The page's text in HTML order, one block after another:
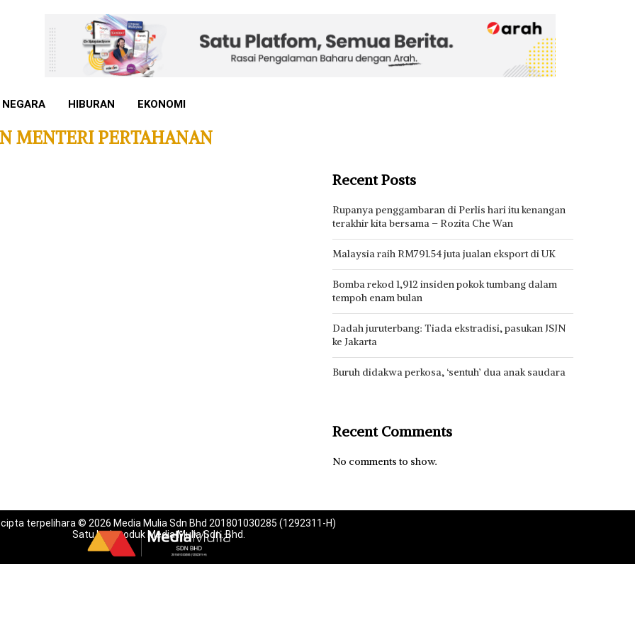
HIBURAN EKONOMI
MENTERI PERTAHANAN
Recent Posts
Rupanya penggambaran di Perlis hari itu kenangan
terakhir kita bersama – Rozita Che Wan
Malaysia raih RM791.54 juta jualan eksport di UK
Bomba rekod 1,912 insiden pokok tumbang dalam
tempoh enam bulan
Dadah juruterbang: Tiada ekstradisi, pasukan JSJN
ke Jakarta
Buruh didakwa perkosa, ‘sentuh’ dua anak saudara
Recent Comments
No comments to show.
cipta terpelihara © 2026 Media Mulia Sdn Bhd 201801030285 (1292311-H)
Satu lagi produk Media Mulia Sdn. Bhd.